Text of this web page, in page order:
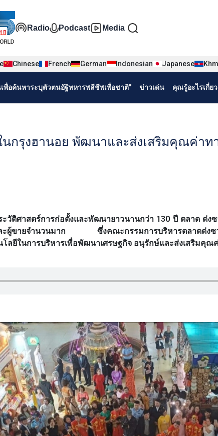
Đa phương tiện tiếng Thái
Radio Podcast Media
Chinese French German Indonesian Japanese
Thái
พื่อค้นหาระบุตัวตนอัฐิทหารพลีชีพเพื่อชาติ" ข่าวเด่น คุณรู้อะไรเกี่ย
นกรุงฮานอย พัฒนาและส่งเสริมคุณค่าท
ระวัติศาสตร์การก่อตั้งและพัฒนายาวนานกว่า 130 ปี ตลาด ด่ง
ะผู้ขายจำนวนมาก ซึ่งคณะกรรมการบริหารตลาดด่งซว
โลยีในการบริหารเพื่อพัฒนาเศรษฐกิจ อนุรักษ์และส่งเสริมคุ